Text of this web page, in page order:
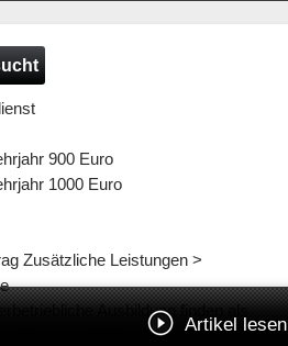
Artikel lesen
900 Euro
1000 Euro
Zusätzliche Leistungen >
Ausbildung finden als
Jahr verteilt fallen insgesamt 3